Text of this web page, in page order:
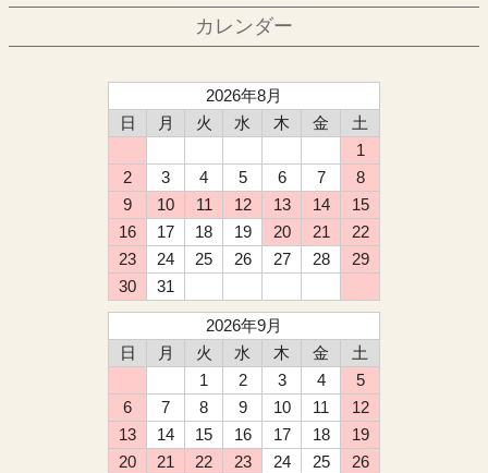
カレンダー
2026年8月
日
月 火 水 木 金
土
1
2
3 4 5 6 7
8
9
10 11 12 13 14
15
16
17 18 19 20 21
22
23
24 25 26 27 28
29
30
31
2026年9月
日
月 火 水 木 金
土
1
2 3 4
5
6
7 8 9 10 11
12
13
14 15 16 17 18
19
20
21 22 23 24 25
26